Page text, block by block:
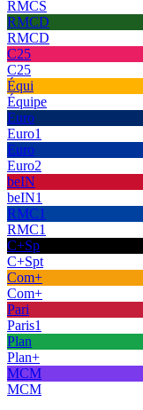
RMCS
RMCD
RMCD
C25
C25
Équi
Équipe
Euro
Euro1
Euro
Euro2
beIN
beIN1
RMC1
RMC1
C+Sp
C+Spt
Com+
Com+
Pari
Paris1
Plan
Plan+
MCM
MCM